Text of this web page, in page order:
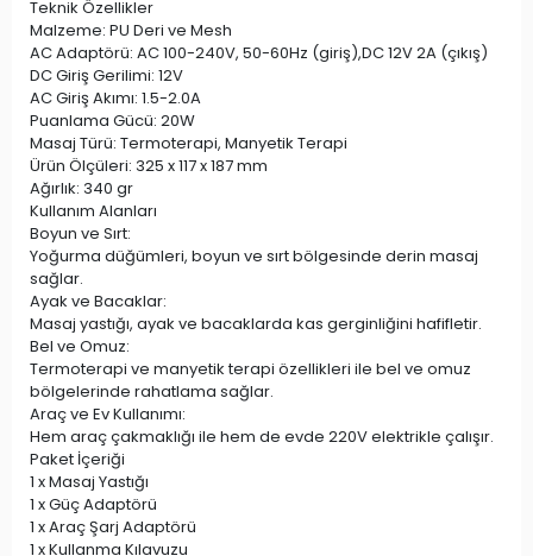
Malzeme: PU Deri ve Mesh
AC Adaptörü: AC 100-240V, 50-60Hz (giriş),DC 12V 2A (çıkış)
DC Giriş Gerilimi: 12V
AC Giriş Akımı: 1.5-2.0A
Puanlama Gücü: 20W
Masaj Türü: Termoterapi, Manyetik Terapi
Ürün Ölçüleri: 325 x 117 x 187 mm
Ağırlık: 340 gr
Kullanım Alanları
Boyun ve Sırt:
Yoğurma düğümleri, boyun ve sırt bölgesinde derin masaj
sağlar.
Ayak ve Bacaklar:
Masaj yastığı, ayak ve bacaklarda kas gerginliğini hafifletir.
Bel ve Omuz:
Termoterapi ve manyetik terapi özellikleri ile bel ve omuz
bölgelerinde rahatlama sağlar.
Araç ve Ev Kullanımı:
Hem araç çakmaklığı ile hem de evde 220V elektrikle çalışır.
Paket İçeriği
1 x Masaj Yastığı
1 x Güç Adaptörü
1 x Araç Şarj Adaptörü
1 x Kullanma Kılavuzu